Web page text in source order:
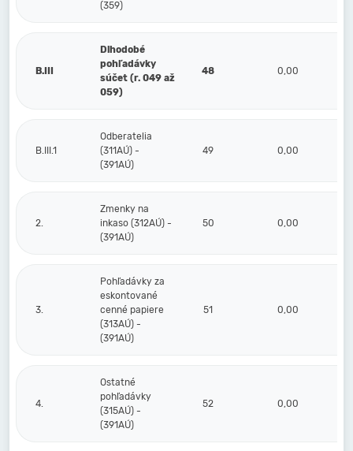
(359)
B.III
Dlhodobé
pohľadávky
súčet (r. 049 až
059)
48 0,00
B.III.1
Odberatelia
(311AÚ) -
(391AÚ)
49 0,00
2.
Zmenky na
inkaso (312AÚ) -
(391AÚ)
50 0,00
3.
Pohľadávky za
eskontované
cenné papiere
(313AÚ) -
(391AÚ)
51 0,00
4.
Ostatné
pohľadávky
(315AÚ) -
(391AÚ)
52 0,00